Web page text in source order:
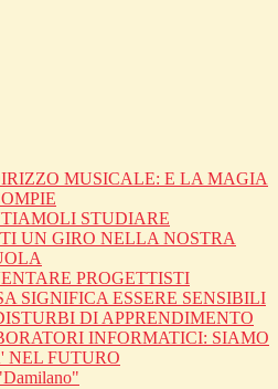
MUSICALE: E LA MAGIA
STUDIARE
UN GIRO NELLA NOSTRA
PROGETTISTI
SIGNIFICA ESSERE SENSIBILI
DI APPRENDIMENTO
INFORMATICI: SIAMO
NEL FUTURO